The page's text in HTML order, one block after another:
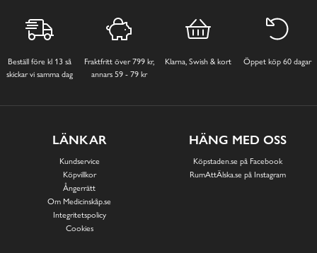
Beställ före kl 13 så
skickar vi samma dag
Fraktfritt över 799 kr,
annars 59 - 79 kr
Klarna, Swish & kort Öppet köp 60 dagar
LÄNKAR
Kundservice
Köpvillkor
Ångerrätt
Om Medicinskåp.se
Integritetspolicy
Cookies
HÄNG MED OSS
Köpstaden.se på Facebook
RumAttÄlska.se på Instagram